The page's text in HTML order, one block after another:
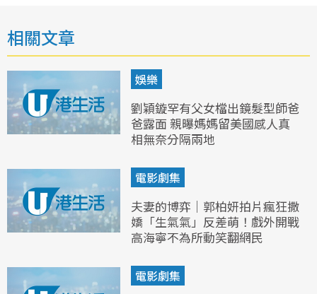
相關文章
娛樂
劉穎鏇罕有父女檔出鏡髮型師爸
爸露面 親曝媽媽留美國感人真
相無奈分隔兩地
電影劇集
夫妻的博弈｜郭柏妍拍片瘋狂撒
嬌「生氣氣」反差萌！戲外開戰
高海寧不為所動笑翻網民
電影劇集